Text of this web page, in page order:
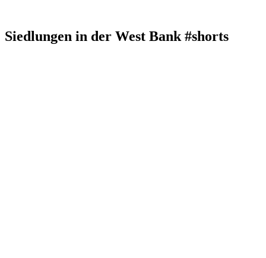
Siedlungen in der West Bank #shorts